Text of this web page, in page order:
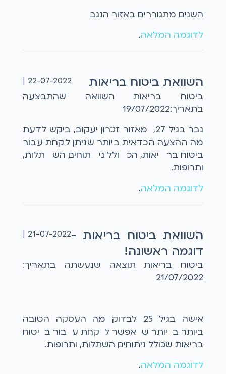
השנים מתגוררים באזור הנגב
לדוגמה המלאה...
22-07-2022 | השוואת ביטוח בריאות
ביטוח בריאות השוואה שהתבצעה
בתאריך:19/07/2022
גבר בגיל 27, מאזור זכרון יעקוב, ביקש לדעת
מה ההצעה הכדאית ביותר שניתן לקחת עבור
ביטוח בריאות, הכולל ניתוחים, השתלות,
ותרופות.
לדוגמה המלאה...
21-07-2022 |השוואת ביטוח בריאות -
דוגמה ראשונה!
ביטוח בריאות תוצאה שנעשתה בתאריך:
21/07/2022
אישה בגיל 25 לבדוק מה העסקה הטובה
ביותר ביותר שאפשר לקחת עבור ביטוח
בריאות שכולל ניתוחים, השתלות, ותרופות.
לדוגמה המלאה...